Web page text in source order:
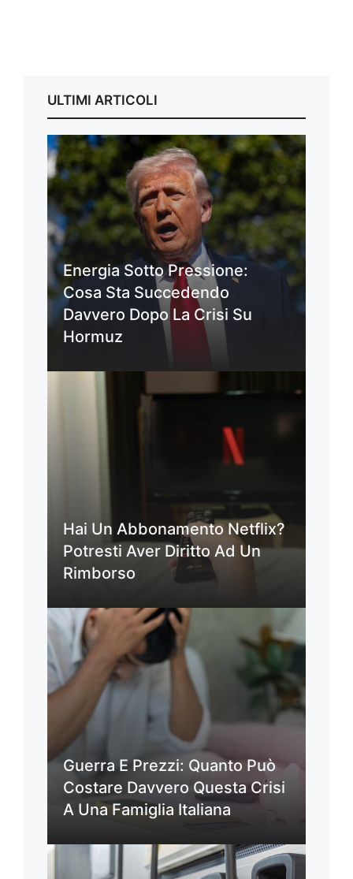
ULTIMI ARTICOLI
Energia Sotto Pressione:
Cosa Sta Succedendo
Davvero Dopo La Crisi Su
Hormuz
Hai Un Abbonamento Netflix?
Potresti Aver Diritto Ad Un
Rimborso
Guerra E Prezzi: Quanto Può
Costare Davvero Questa Crisi
A Una Famiglia Italiana